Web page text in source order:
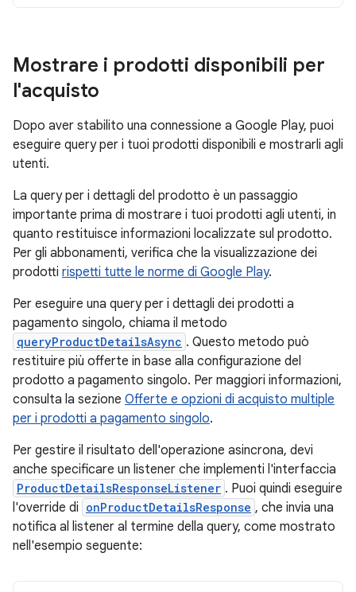
Mostrare i prodotti disponibili per
l'acquisto
Dopo aver stabilito una connessione a Google Play, puoi
eseguire query per i tuoi prodotti disponibili e mostrarli agli
utenti.
La query per i dettagli del prodotto è un passaggio
importante prima di mostrare i tuoi prodotti agli utenti, in
quanto restituisce informazioni localizzate sul prodotto.
Per gli abbonamenti, verifica che la visualizzazione dei
prodotti rispetti tutte le norme di Google Play.
Per eseguire una query per i dettagli dei prodotti a
pagamento singolo, chiama il metodo
queryProductDetailsAsync . Questo metodo può
restituire più offerte in base alla configurazione del
prodotto a pagamento singolo. Per maggiori informazioni,
consulta la sezione Offerte e opzioni di acquisto multiple
per i prodotti a pagamento singolo.
Per gestire il risultato dell'operazione asincrona, devi
anche specificare un listener che implementi l'interfaccia
ProductDetailsResponseListener . Puoi quindi eseguire
l'override di onProductDetailsResponse , che invia una
notifica al listener al termine della query, come mostrato
nell'esempio seguente: